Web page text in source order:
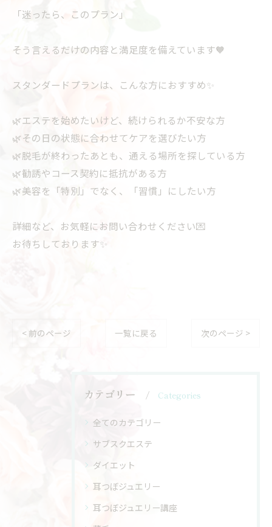
「迷ったら、このプラン」
そう言えるだけの内容と満足度を備えています🧡
スタンダードプランは、こんな方におすすめ✨
🌿エステを始めたいけど、続けられるか不安な方
🌿その日の状態に合わせてケアを選びたい方
🌿脱毛が終わったあとも、通える場所を探している方
🌿勧誘やコース契約に抵抗がある方
🌿美容を「特別」でなく、「習慣」にしたい方
詳細など、お気軽にお問い合わせください💌
お待ちしております✨
< 前のページ 一覧に戻る 次のページ >
カテゴリー Categories
全てのカテゴリー
サブスクエステ
ダイエット
耳つぼジュエリー
耳つぼジュエリー講座